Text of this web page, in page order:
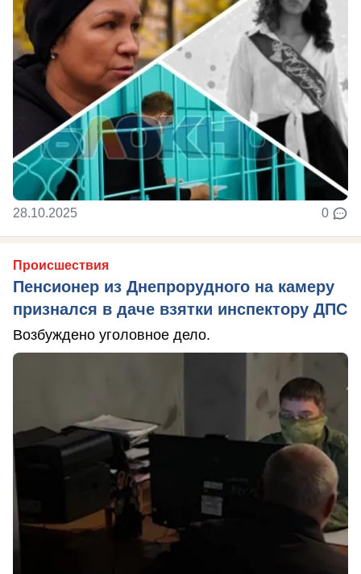
28.10.2025 0
Происшествия
Пенсионер из Днепрорудного на камеру
признался в даче взятки инспектору ДПС
Возбуждено уголовное дело.